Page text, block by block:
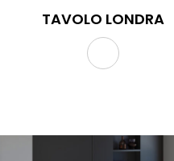
TAVOLO LONDRA